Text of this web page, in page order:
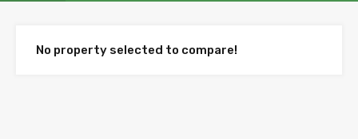
No property selected to compare!